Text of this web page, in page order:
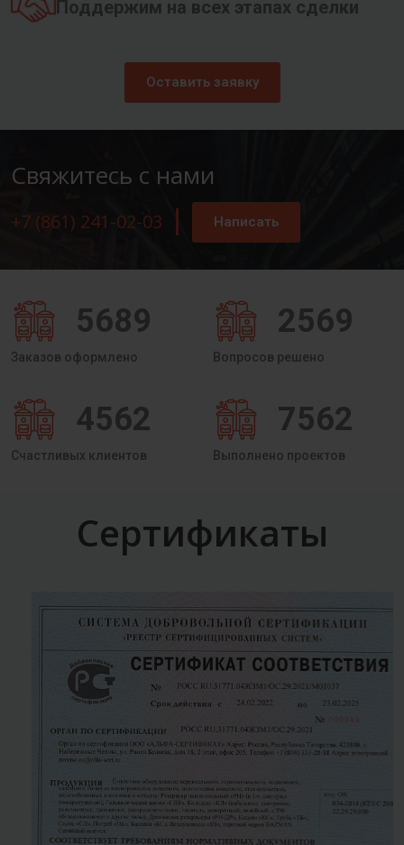
Поддержим на всех этапах сделки
Оставить заявку
Свяжитесь с нами
+7 (861) 241-02-03 Написать
5689
Заказов оформлено
2569
Вопросов решено
4562
Счастливых клиентов
7562
Выполнено проектов
Сертификаты